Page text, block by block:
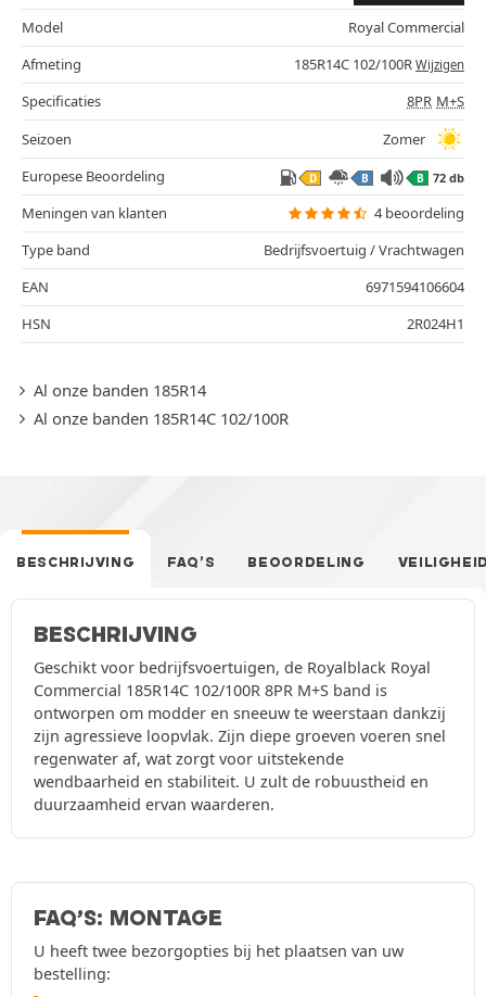
Model
Royal Commercial
Afmeting
185R14C 102/100R Wijzigen
Specificaties 8PR M+S
Seizoen
Zomer
Europese Beoordeling
D B B 72 db
Meningen van klanten
4 beoordeling
Type band
Bedrijfsvoertuig / Vrachtwagen
EAN
6971594106604
HSN
2R024H1
Al onze banden 185R14
Al onze banden 185R14C 102/100R
BESCHRIJVING FAQ’S BEOORDELING
BESCHRIJVING
Geschikt voor bedrijfsvoertuigen, de Royalblack Royal
Commercial 185R14C 102/100R 8PR M+S band is
ontworpen om modder en sneeuw te weerstaan dankzij
zijn agressieve loopvlak. Zijn diepe groeven voeren snel
regenwater af, wat zorgt voor uitstekende
wendbaarheid en stabiliteit. U zult de robuustheid en
duurzaamheid ervan waarderen.
FAQ’S: MONTAGE
U heeft twee bezorgopties bij het plaatsen van uw
bestelling: